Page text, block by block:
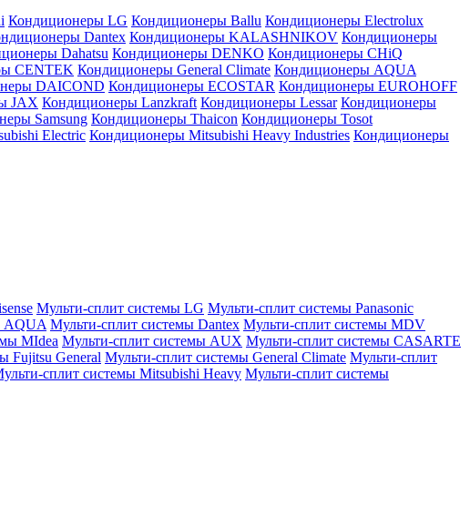
Кондиционеры LG Кондиционеры Ballu Кондиционеры Electrolux
Dantex Кондиционеры KALASHNIKOV Кондиционеры
Dahatsu Кондиционеры DENKO Кондиционеры CHiQ
CENTEK Кондиционеры General Climate Кондиционеры AQUA
DAICOND Кондиционеры ECOSTAR Кондиционеры EUROHOFF
JAX Кондиционеры Lanzkraft Кондиционеры Lessar Кондиционеры
Samsung Кондиционеры Thaicon Кондиционеры Tosot
Electric Кондиционеры Mitsubishi Heavy Industries Кондиционеры
Мульти-сплит системы LG Мульти-сплит системы Panasonic
AQUA Мульти-сплит системы Dantex Мульти-сплит системы MDV
MIdea Мульти-сплит системы AUX Мульти-сплит системы CASARTE
Fujitsu General Мульти-сплит системы General Climate Мульти-сплит
сплит системы Mitsubishi Heavy Мульти-сплит системы